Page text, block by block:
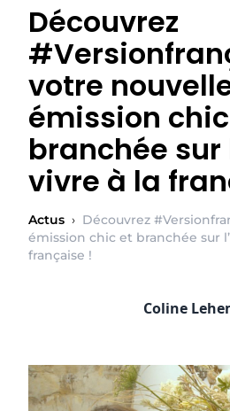
Découvrez
votre
émission
branchée sur
vivre à la
Actus › Découvrez
émission chic et branchée sur
française !
Coline